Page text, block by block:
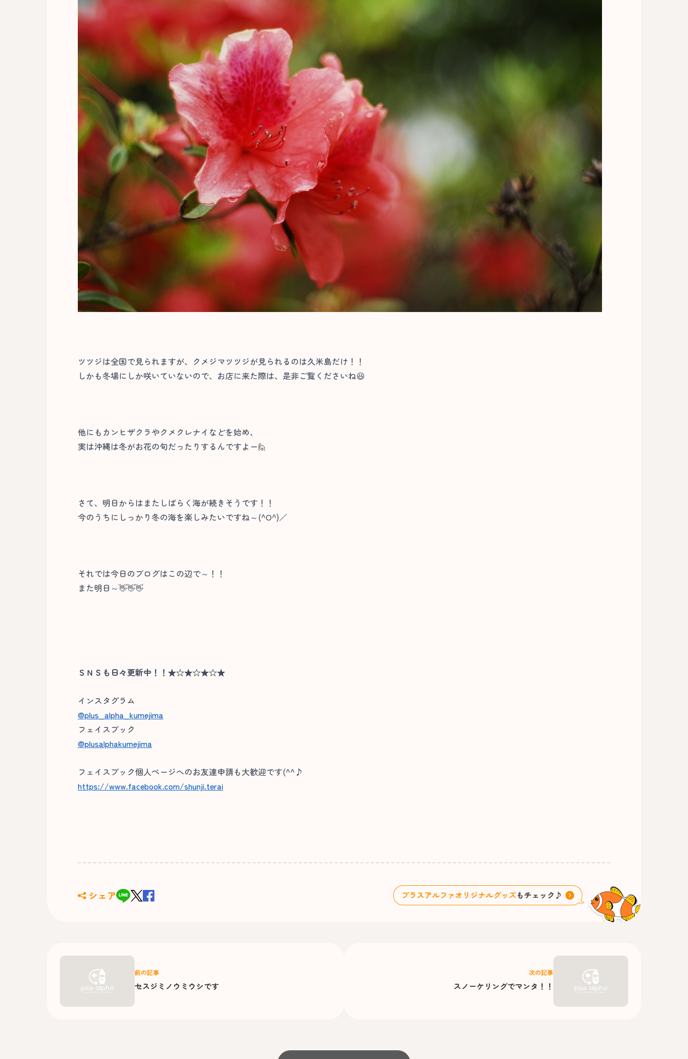
ツツジは全国で見られますが、クメジマツツジが見られるのは久米島だけ！！
しかも冬場にしか咲いていないので、お店に来た際は、是非ご覧くださいね😆
他にもカンヒザクラやクメクレナイなどを始め、
実は沖縄は冬がお花の旬だったりするんですよー🙋
さて、明日からはまたしばらく海が続きそうです！！
今のうちにしっかり冬の海を楽しみたいですね～(^O^)／
それでは今日のブログはこの辺で～！！
また明日～👋👋👋
ＳＮＳも日々更新中！！★☆★☆★☆★
インスタグラム
@plus_alpha_kumejima
フェイスブック
@plusalphakumejima
フェイスブック個人ページへのお友達申請も大歓迎です(^^♪
https://www.facebook.com/shunji.terai
シェア
前の記事
セスジミノウミウシです
次の記事
スノーケリングでマンタ！！